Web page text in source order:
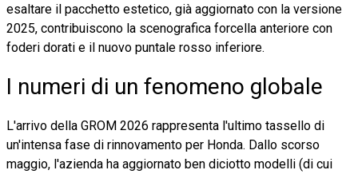
esaltare il pacchetto estetico, già aggiornato con la versione
2025, contribuiscono la scenografica forcella anteriore con
foderi dorati e il nuovo puntale rosso inferiore.
I numeri di un fenomeno globale
L'arrivo della GROM 2026 rappresenta l'ultimo tassello di
un'intensa fase di rinnovamento per Honda. Dallo scorso
maggio, l'azienda ha aggiornato ben diciotto modelli (di cui